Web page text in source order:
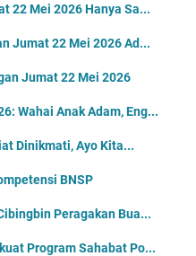
22 Mei 2026 Hanya Sa...
Jumat 22 Mei 2026 Ad...
Jumat 22 Mei 2026
Wahai Anak Adam, Eng...
Dinikmati, Ayo Kita...
BNSP
Peragakan Bua...
Program Sahabat Po...